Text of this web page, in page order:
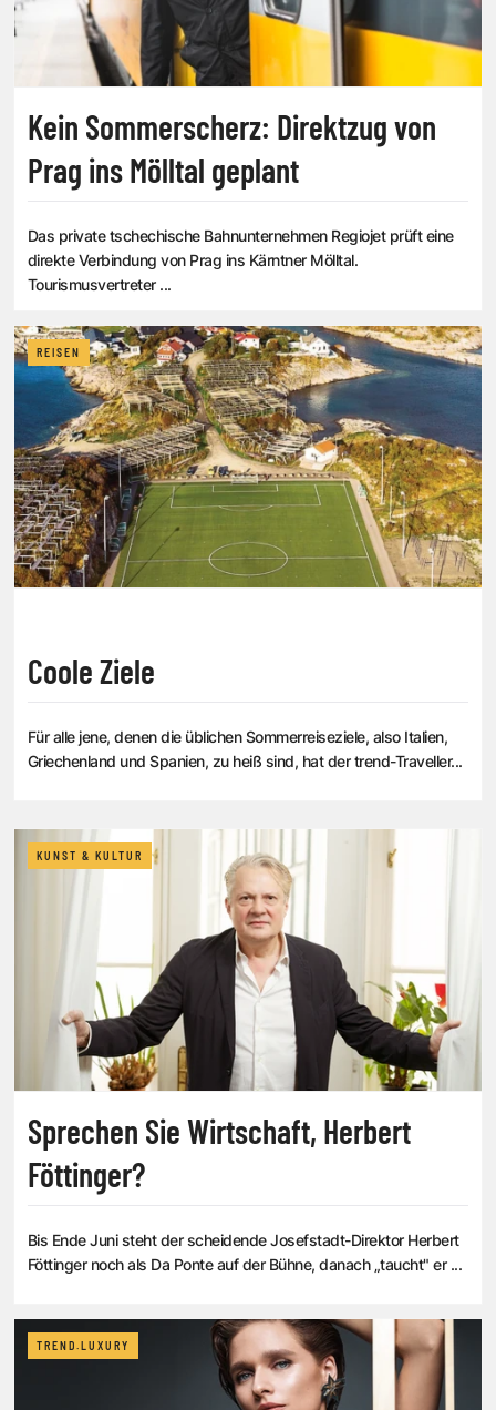
Kein Sommerscherz: Direktzug von
Prag ins Mölltal geplant
Das private tschechische Bahnunternehmen Regiojet prüft eine
direkte Verbindung von Prag ins Kärntner Mölltal.
Tourismusvertreter ...
REISEN
Coole Ziele
Für alle jene, denen die üblichen Sommerreise­ziele, also Italien,
Griechenland und Spanien, zu heiß sind, hat der trend-Traveller...
KUNST & KULTUR
Sprechen Sie Wirtschaft, Herbert
Föttinger?
Bis Ende Juni steht der scheidende Josefstadt-Direktor Herbert
Föttinger noch als Da Ponte auf der Bühne, danach „taucht" er ...
TREND.LUXURY